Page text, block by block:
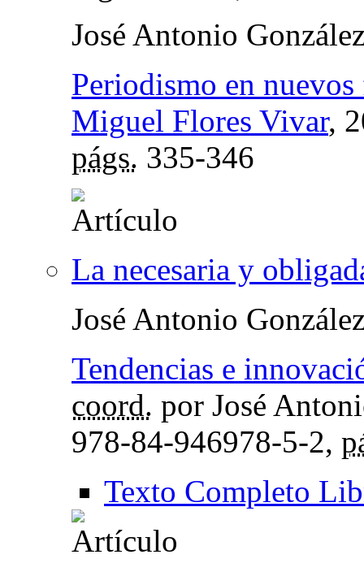
José Antonio
Periodismo en
Miguel Flores Vivar,
págs. 335-346
La necesaria y
José Antonio
Tendencias e
coord. por José
978-84-946978-5-2,
Texto Completo